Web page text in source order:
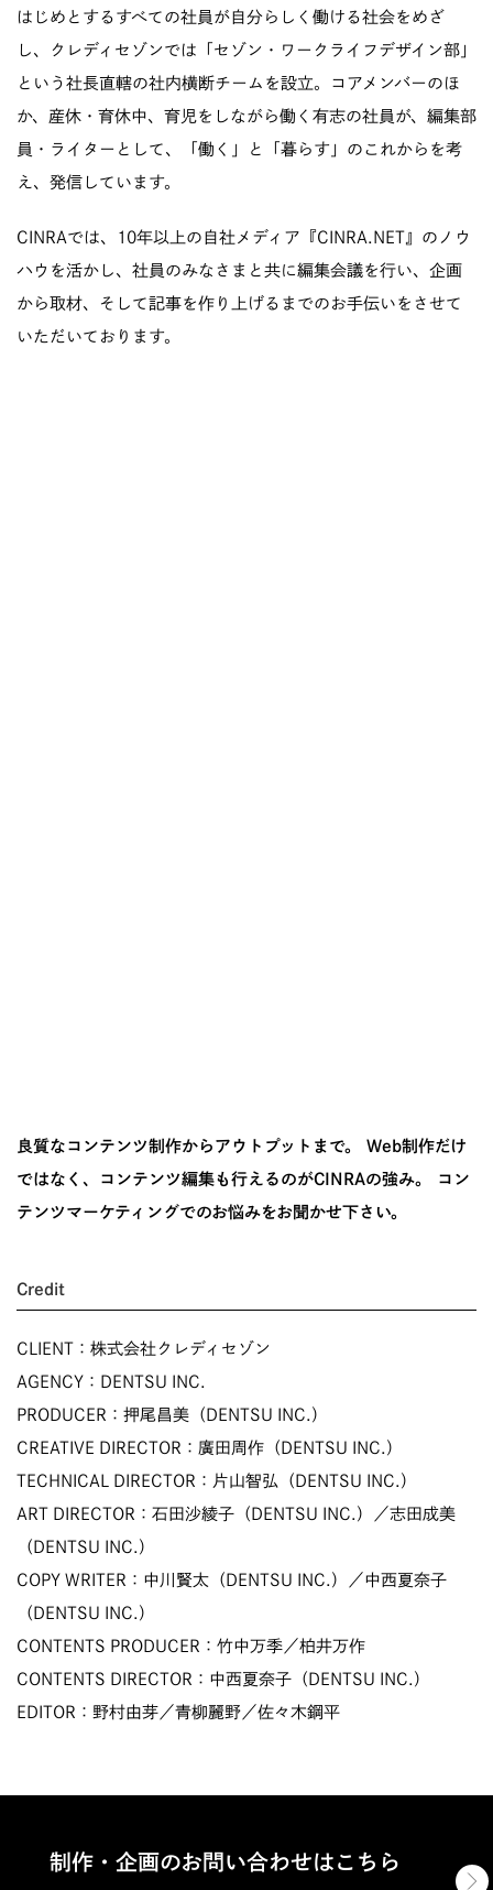
はじめとするすべての社員が自分らしく働ける社会をめざ
し、クレディセゾンでは「セゾン・ワークライフデザイン部」
という社長直轄の社内横断チームを設立。コアメンバーのほ
か、産休・育休中、育児をしながら働く有志の社員が、編集部
員・ライターとして、「働く」と「暮らす」のこれからを考
え、発信しています。
CINRAでは、10年以上の自社メディア『CINRA.NET』のノウ
ハウを活かし、社員のみなさまと共に編集会議を行い、企画
から取材、そして記事を作り上げるまでのお手伝いをさせて
いただいております。
良質なコンテンツ制作からアウトプットまで。 Web制作だけ
ではなく、コンテンツ編集も行えるのがCINRAの強み。 コン
テンツマーケティングでのお悩みをお聞かせ下さい。
Credit
CLIENT：株式会社クレディセゾン
AGENCY：DENTSU INC.
PRODUCER：押尾昌美（DENTSU INC.）
CREATIVE DIRECTOR：廣田周作（DENTSU INC.）
TECHNICAL DIRECTOR：片山智弘（DENTSU INC.）
ART DIRECTOR：石田沙綾子（DENTSU INC.）／志田成美
（DENTSU INC.）
COPY WRITER：中川賢太（DENTSU INC.）／中西夏奈子
（DENTSU INC.）
CONTENTS PRODUCER：竹中万季／柏井万作
CONTENTS DIRECTOR：中西夏奈子（DENTSU INC.）
EDITOR：野村由芽／青柳麗野／佐々木鋼平
制作・企画のお問い合わせはこちら